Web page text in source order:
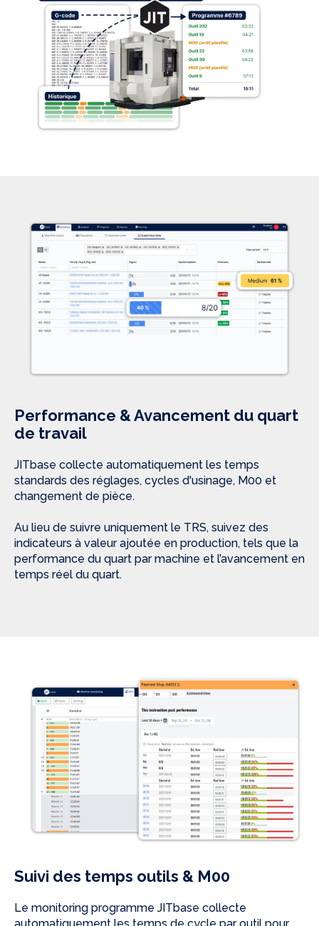
Performance & Avancement du quart
de travail
JITbase collecte automatiquement les temps
standards des réglages, cycles d'usinage, M00 et
changement de pièce.
Au lieu de suivre uniquement le TRS, suivez des
indicateurs à valeur ajoutée en production, tels que la
performance du quart par machine et l’avancement en
temps réel du quart.
Suivi des temps outils & M00
Le monitoring programme JITbase collecte